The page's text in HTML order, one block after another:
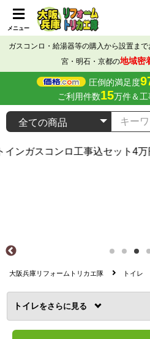
メニュー
ガスコンロ・給湯器等の購入から設置ま
宮・明石・京都の地域密
圧倒的満足度
ご利用件数15万件＆工
大阪兵庫リフォームトリカエ隊 トイレ
トイレを